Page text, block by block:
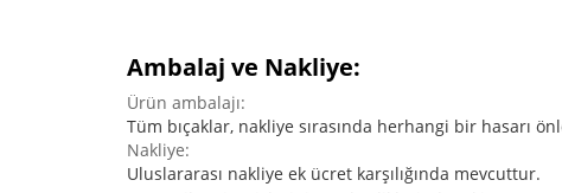
Ambalaj ve Nakliye:
Ürün ambalajı:
Tüm bıçaklar, nakliye sırasında herhangi bir hasarı
Nakliye:
Uluslararası nakliye ek ücret karşılığında mevcuttur.